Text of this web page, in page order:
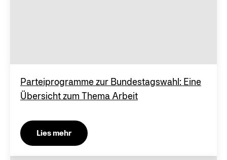
Parteiprogramme zur Bundestagswahl: Eine
Übersicht zum Thema Arbeit
Lies mehr